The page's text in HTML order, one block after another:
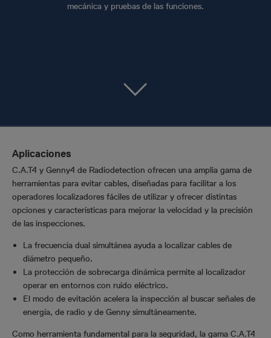
mecánica y pruebas de las funciones.
Aplicaciones
C.A.T4 y Genny4 de Radiodetection ofrecen una amplia gama de
herramientas para evitar cables, diseñadas para facilitar a los
operadores localizadores fáciles de utilizar y ofrecer distintas
opciones y características para mejorar la velocidad y la precisión
de las inspecciones.
La frecuencia dual simultánea ayuda a localizar cables de
diámetro pequeño.
La protección de sobrecarga dinámica permite al localizador
operar en entornos con ruido eléctrico.
El modo de evitación acelera la inspección al buscar señales de
energía, de radio y de Genny simultáneamente.
Como herramienta fundamental para la seguridad, la gama C.A.T4